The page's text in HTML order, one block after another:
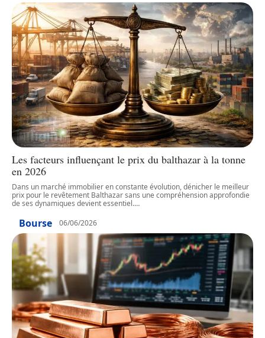
Les facteurs influençant le prix du balthazar à la tonne
en 2026
Dans un marché immobilier en constante évolution, dénicher le meilleur
prix pour le revêtement Balthazar sans une compréhension approfondie
de ses dynamiques devient essentiel.…
Bourse 06/06/2026